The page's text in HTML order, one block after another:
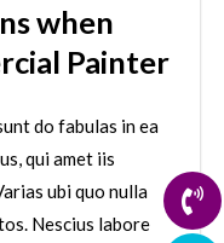
when
Painter
do fabulas in ea
qui amet iis
ubi quo nulla
Nescius labore